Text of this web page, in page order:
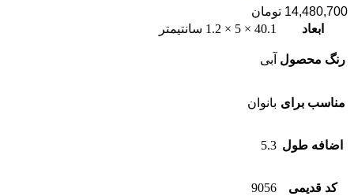
14,480,700 تومان
ابعاد
40.1 × 5 × 1.2 سانتیمتر
رنگ محصول آبی
مناسب برای بانوان
اضافه طول 5.3
کد قدیمی 9056